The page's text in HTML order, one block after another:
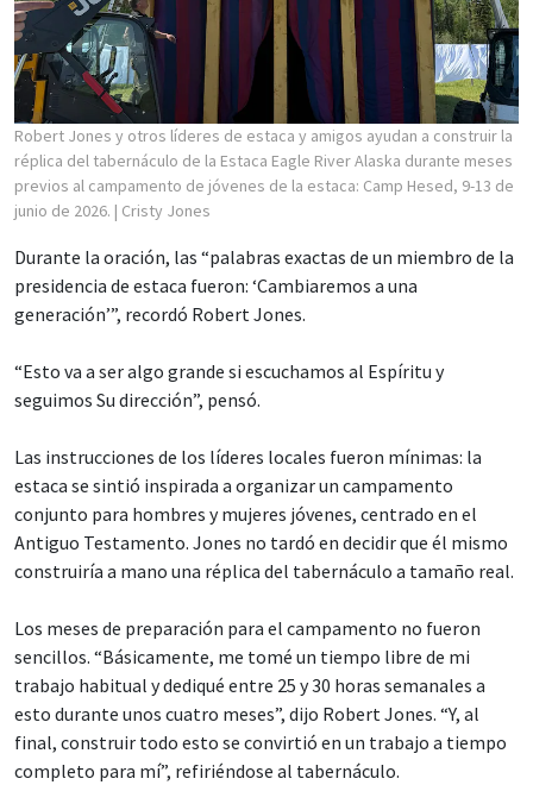
Robert Jones y otros líderes de estaca y amigos ayudan a construir la
réplica del tabernáculo de la Estaca Eagle River Alaska durante meses
previos al campamento de jóvenes de la estaca: Camp Hesed, 9-13 de
junio de 2026. | Cristy Jones
Durante la oración, las “palabras exactas de un miembro de la
presidencia de estaca fueron: ‘Cambiaremos a una
generación’”, recordó Robert Jones.
“Esto va a ser algo grande si escuchamos al Espíritu y
seguimos Su dirección”, pensó.
Las instrucciones de los líderes locales fueron mínimas: la
estaca se sintió inspirada a organizar un campamento
conjunto para hombres y mujeres jóvenes, centrado en el
Antiguo Testamento. Jones no tardó en decidir que él mismo
construiría a mano una réplica del tabernáculo a tamaño real.
Los meses de preparación para el campamento no fueron
sencillos. “Básicamente, me tomé un tiempo libre de mi
trabajo habitual y dediqué entre 25 y 30 horas semanales a
esto durante unos cuatro meses”, dijo Robert Jones. “Y, al
final, construir todo esto se convirtió en un trabajo a tiempo
completo para mí”, refiriéndose al tabernáculo.